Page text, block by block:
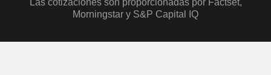
Morningstar y S&P Capital IQ